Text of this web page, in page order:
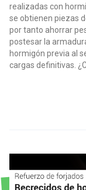
realizadas con
se obtienen piezas
por tanto ahorrar
postesar la
hormigón previa al
cargas definitivas.